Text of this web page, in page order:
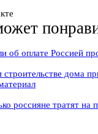
об оплате Россией
дома
россияне тратят на